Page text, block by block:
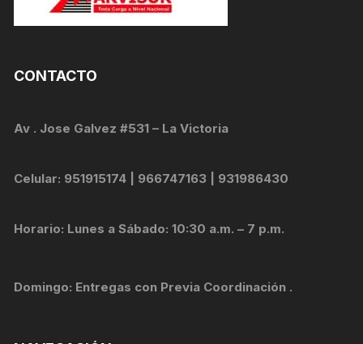
CONTACTO
Av . Jose Galvez #531 – La Victoria
Celular: 951915174 | 966747163 | 931986430
Horario: Lunes a Sábado: 10:30 a.m. – 7 p.m.
Domingo: Entregas con Previa Coordinación .